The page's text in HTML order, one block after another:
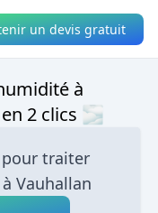
un devis gratuit
à
en 2 clics 🌫
traiter
Vauhallan